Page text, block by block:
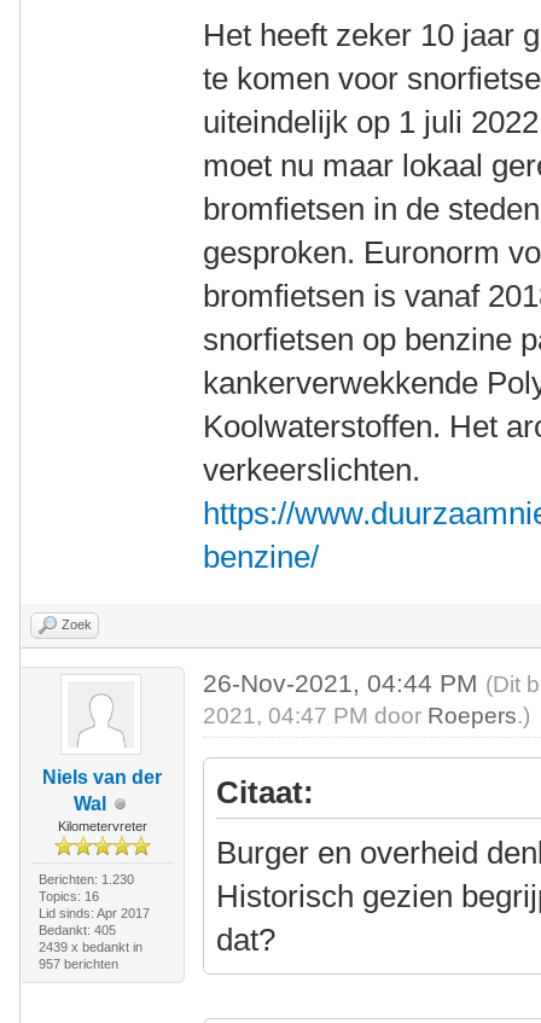
Het heeft zeker 10 jaar
te komen voor
uiteindelijk op 1 juli
moet nu maar lokaal
bromfietsen in de
gesproken. Euronorm
bromfietsen is vanaf
snorfietsen op benzine
kankerverwekkende
Koolwaterstoffen. Het
verkeerslichten.
https://
benzine/
Zoek
Niels van der
Wal
Kilometervreter
Berichten: 1.230
Topics: 16
Lid sinds: Apr 2017
Bedankt: 405
2439 x bedankt in
957 berichten
26-Nov-2021, 04:44 PM (Dit
2021, 04:47 PM door Roepers.)
Citaat:
Burger en overheid
Historisch gezien
dat?